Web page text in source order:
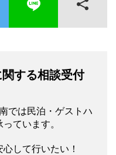
する相談受付
では民泊・ゲストハ
ています。
して行いたい！